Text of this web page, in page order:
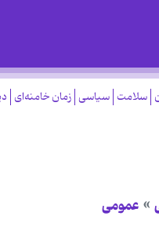
سلامت سیاسی زمان خامنه‌ای
عمومی